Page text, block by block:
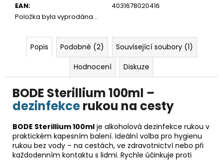
EAN:
4031678020416
Položka byla vyprodána…
Popis Podobné (2)
Související soubory (1)
Hodnocení
Diskuze
BODE Sterillium 100ml –
dezinfekcerukou na cesty
BODE Sterillium 100ml je alkoholová dezinfekce rukou v
praktickém kapesním balení. Ideální volba pro hygienu
rukou bez vody – na cestách, ve zdravotnictví nebo při
každodenním kontaktu s lidmi. Rychle účinkuje proti